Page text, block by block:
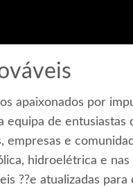
apaixonados por
equipa de entusiastas
e
hidroelétrica e
??e atualizadas